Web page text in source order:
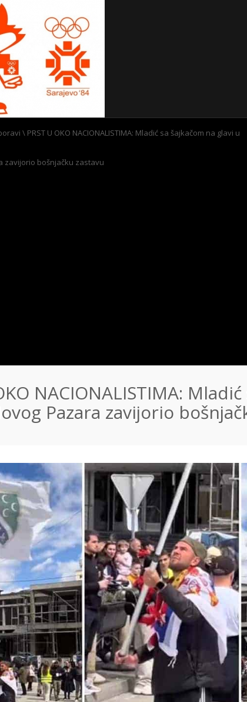
\ PRST U OKO NACIONALISTIMA: Mladić sa šajkačom na glavi u
zavijorio bošnjačku zastavu
NACIONALISTIMA:
Pazara zavijorio